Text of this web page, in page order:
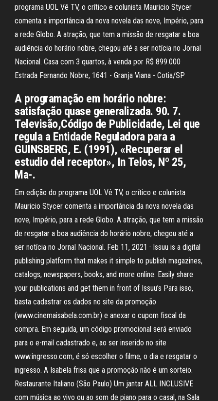
programa UOL Vê TV, o crítico e colunista Mauricio Stycer
comenta a importância da nova novela das nove, Império, para
a rede Globo. A atração, que tem a missão de resgatar a boa
audiência do horário nobre, chegou até a ser notícia no Jornal
Nacional. Casa com 3 quartos, à venda por R$ 899.000
Estrada Fernando Nobre, 1641 - Granja Viana - Cotia/SP
A programação em horário nobre:
satisfação quase generalizada. 90. 7.
Televisão,Código de Publicidade, Lei que
regula a Entidade Reguladora para a
GUINSBERG, E. (1991), «Recuperar el
estudio del receptor», In Telos, Nº 25,
Ma-.
Em edição do programa UOL Vê TV, o crítico e colunista
Mauricio Stycer comenta a importância da nova novela das
nove, Império, para a rede Globo. A atração, que tem a missão
de resgatar a boa audiência do horário nobre, chegou até a
ser notícia no Jornal Nacional. Feb 11, 2021 · Issuu is a digital
publishing platform that makes it simple to publish magazines,
catalogs, newspapers, books, and more online. Easily share
your publications and get them in front of Issuu’s Para isso,
basta cadastrar os dados no site da promoção
(www.cinemaisabela.com.br) e anexar o cupom fiscal da
compra. Em seguida, um código promocional será enviado
para o e-mail cadastrado e, ao ser inserido no site
www.ingresso.com, é só escolher o filme, o dia e resgatar o
ingresso. A Isabela frisa que a promoção não é um sorteio.
Restaurante Italiano (São Paulo) Um jantar ALL INCLUSIVE
com música ao vivo ou ao som de piano para o casal, na Sala